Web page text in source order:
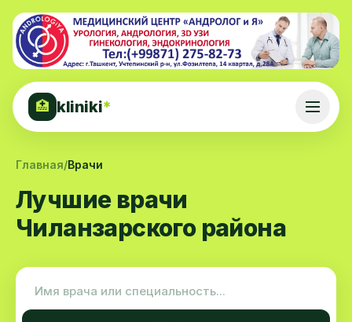
🏥 kliniki*
Главная/Врачи
Лучшие врачи
Чиланзарского района